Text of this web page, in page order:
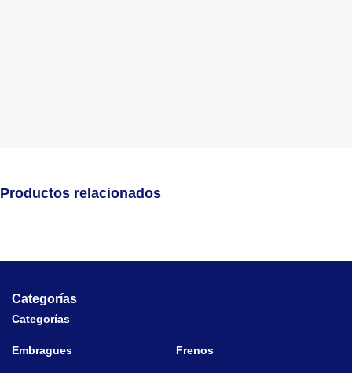
Productos relacionados
Categorías
Categorías
Embragues Frenos